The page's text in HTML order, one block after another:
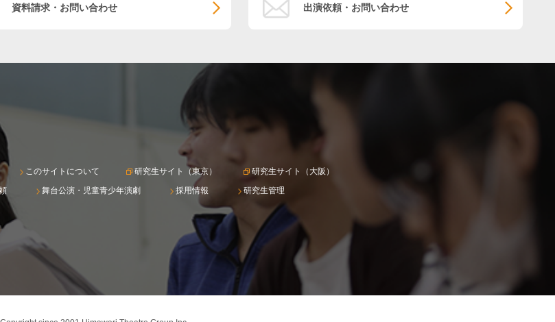
資料請求・お問い合わせ 出演依頼・お問い合わせ
このサイトについて 研究生サイト（東京）
研究生サイト（大阪）
舞台公演・児童青少年演劇 採用情報 研究生管理